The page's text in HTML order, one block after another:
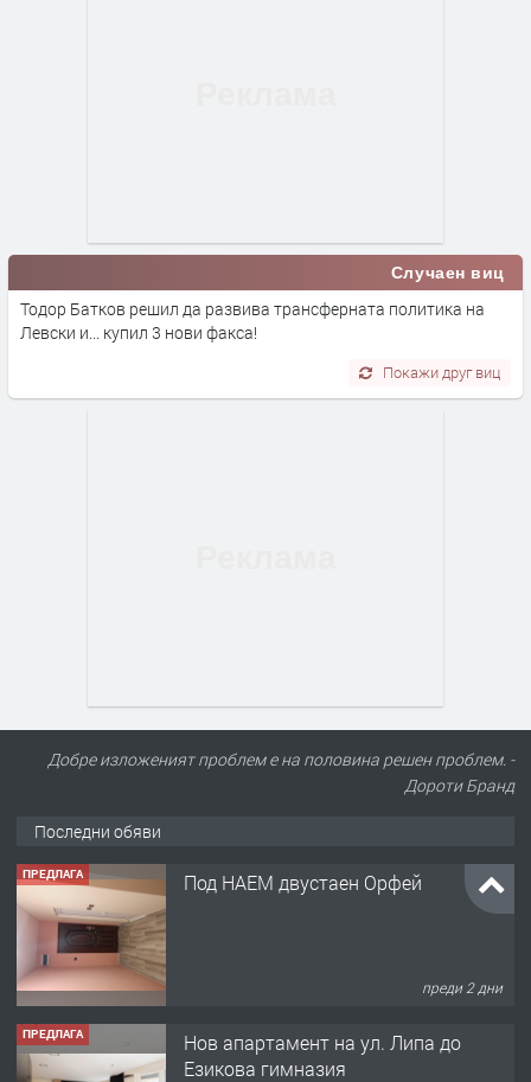
Случаен виц
Тодор Батков решил да развива трансферната политика на
Левски и... купил 3 нови факса!
Покажи друг виц
Добре изложеният проблем е на половина решен проблем. -
Дороти Бранд
Последни обяви
ПРЕДЛАГА Под НАЕМ двустаен Орфей
преди 2 дни
ПРЕДЛАГА
Нов апартамент на ул. Липа до
Езикова гимназия